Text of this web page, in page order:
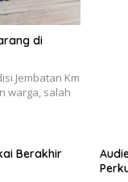
di
Jembatan Km
warga, salah
Berakhir